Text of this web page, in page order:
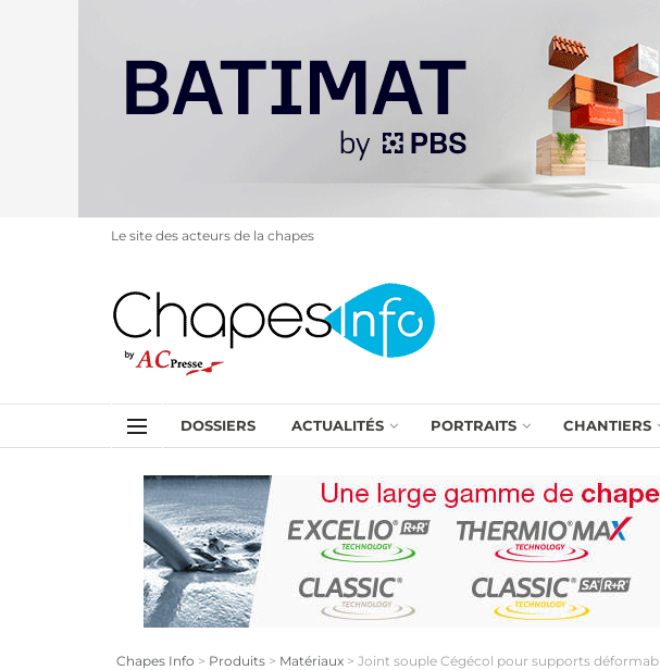
Le site des acteurs de la chapes
DOSSIERS ACTUALITÉS PORTRAITS CHANTIERS
Chapes Info > Produits > Matériaux > Joint souple Cégécol pour supports